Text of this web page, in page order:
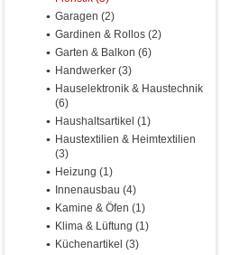
Garagen (2)
Gardinen & Rollos (2)
Garten & Balkon (6)
Handwerker (3)
Hauselektronik & Haustechnik
(6)
Haushaltsartikel (1)
Haustextilien & Heimtextilien
(3)
Heizung (1)
Innenausbau (4)
Kamine & Öfen (1)
Klima & Lüftung (1)
Küchenartikel (3)